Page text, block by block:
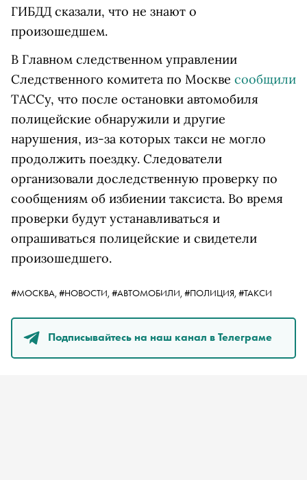
ГИБДД сказали, что не знают о
произошедшем.
В Главном следственном управлении
Следственного комитета по Москве сообщили
ТАССу, что после остановки автомобиля
полицейские обнаружили и другие
нарушения, из-за которых такси не могло
продолжить поездку. Следователи
организовали доследственную проверку по
сообщениям об избиении таксиста. Во время
проверки будут устанавливаться и
опрашиваться полицейские и свидетели
произошедшего.
#МОСКВА, #НОВОСТИ, #АВТОМОБИЛИ, #ПОЛИЦИЯ, #ТАКСИ
Подписывайтесь на наш канал в Телеграме